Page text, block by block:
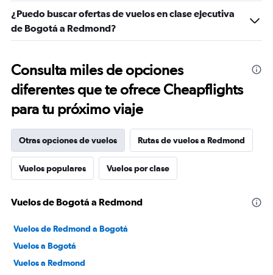
¿Puedo buscar ofertas de vuelos en clase ejecutiva
de Bogotá a Redmond?
Consulta miles de opciones
diferentes que te ofrece Cheapflights
para tu próximo viaje
Otras opciones de vuelos Rutas de vuelos a Redmond
Vuelos populares Vuelos por clase
Vuelos de Bogotá a Redmond
Vuelos de Redmond a Bogotá
Vuelos a Bogotá
Vuelos a Redmond